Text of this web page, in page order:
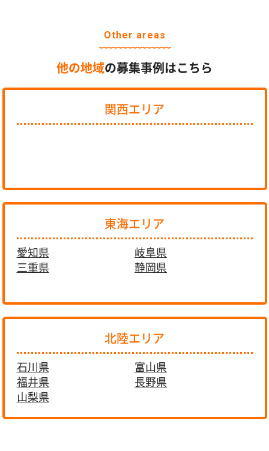
Other areas
他の地域の募集事例はこちら
関西エリア
東海エリア
愛知県
岐阜県
三重県
静岡県
北陸エリア
石川県
富山県
福井県
長野県
山梨県